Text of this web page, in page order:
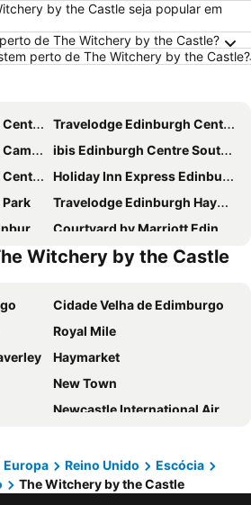
by the Castle seja popular em
de The Witchery by the Castle?
perto de The Witchery by the Castle?
Place
Travelodge Edinburgh Central
Toll
ibis Edinburgh Centre South Bridge - Royal Mile
Street
Holiday Inn Express Edinburgh - Leith Waterfront by IHG
Travelodge Edinburgh Haymarket
hotel
Courtyard by Marriott Edinburgh West
a&o Edinburgh City
Holiday Inn Express Edinburgh City Centre By Ihg
hub by Premier Inn Edinburgh City Centre (Rose Street) hotel
Travelodge Edinburgh Airport Ratho Station
Ihg
Dalmahoy Hotel & Country Club
hotel
Travelodge Edinburgh Park
Garner Hotel Edinburgh – Haymarket
Holiday Inn Edinburgh By Ihg
Witchery by the Castle
Cidade Velha de Edimburgo
Royal Mile
Haymarket
New Town
Newcastle International Airport
Grassmarket
Central Station
Europa Reino Unido
Escócia
The Witchery by the Castle